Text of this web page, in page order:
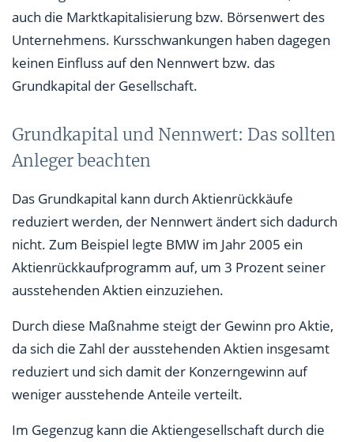
auch die Marktkapitalisierung bzw. Börsenwert des
Unternehmens. Kursschwankungen haben dagegen
keinen Einfluss auf den Nennwert bzw. das
Grundkapital der Gesellschaft.
Grundkapital und Nennwert: Das sollten
Anleger beachten
Das Grundkapital kann durch Aktienrückkäufe
reduziert werden, der Nennwert ändert sich dadurch
nicht. Zum Beispiel legte BMW im Jahr 2005 ein
Aktienrückkaufprogramm auf, um 3 Prozent seiner
ausstehenden Aktien einzuziehen.
Durch diese Maßnahme steigt der Gewinn pro Aktie,
da sich die Zahl der ausstehenden Aktien insgesamt
reduziert und sich damit der Konzerngewinn auf
weniger ausstehende Anteile verteilt.
Im Gegenzug kann die Aktiengesellschaft durch die